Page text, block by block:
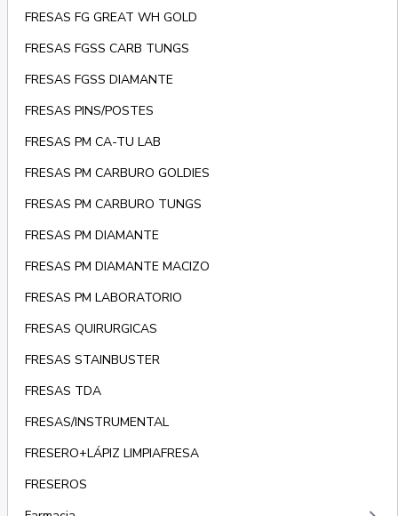
FRESAS FG GREAT WH GOLD
FRESAS FGSS CARB TUNGS
FRESAS FGSS DIAMANTE
FRESAS PINS/POSTES
FRESAS PM CA-TU LAB
FRESAS PM CARBURO GOLDIES
FRESAS PM CARBURO TUNGS
FRESAS PM DIAMANTE
FRESAS PM DIAMANTE MACIZO
FRESAS PM LABORATORIO
FRESAS QUIRURGICAS
FRESAS STAINBUSTER
FRESAS TDA
FRESAS/INSTRUMENTAL
FRESERO+LÁPIZ LIMPIAFRESA
FRESEROS